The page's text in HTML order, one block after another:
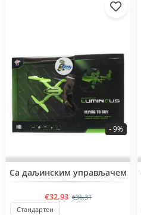
Са даљинским управљачем
€32.93 €36.31
- 9%
Стандартен